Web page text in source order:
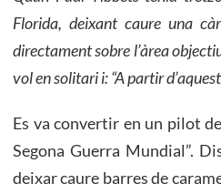
Florida, deixant caure una
directament sobre l’àrea
vol en solitari i: “A partir
Es va convertir en un pilot
Segona Guerra Mundial”.
deixar caure barres de